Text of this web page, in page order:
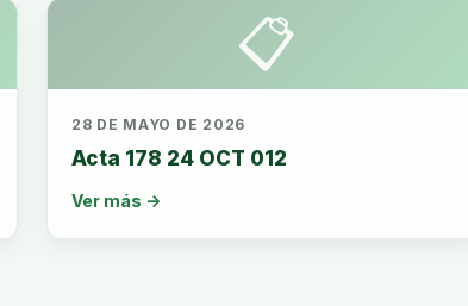
📋
28 DE MAYO DE 2026
Acta 178 24 OCT 012
Ver más →